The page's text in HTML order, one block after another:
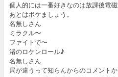
個人的には一番好きなのは放課後電磁
あとはボケましょう。
名無しさん
ミラクル〜
ファイトで〜
渚のロケンロール♪
名無しさん
局が違うって知らんからのコメントか